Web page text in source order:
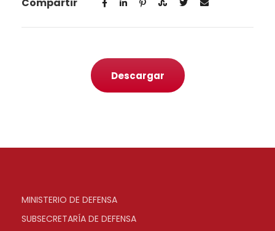
Descargar
MINISTERIO DE DEFENSA
SUBSECRETARÍA DE DEFENSA